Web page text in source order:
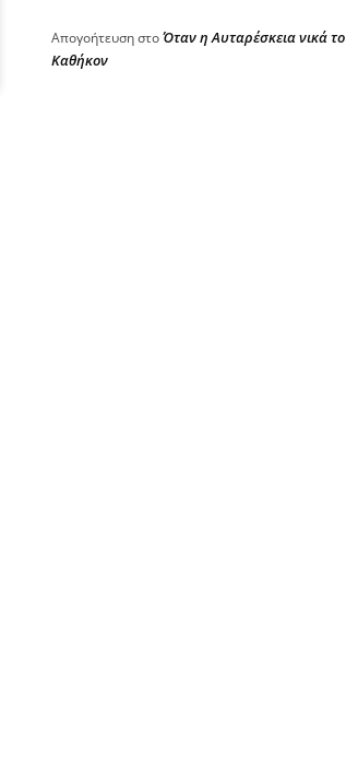
ΑπογοήτευσηστοΌταν η Αυταρέσκεια νικά το
Καθήκον